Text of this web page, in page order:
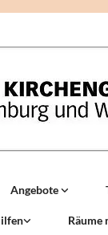
Angebote
Räume